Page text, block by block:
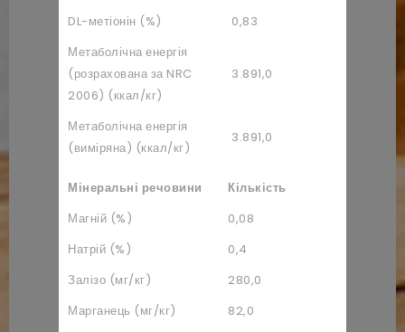
DL-метіонін (%)
0,83
Метаболічна енергія
(розрахована за NRC
2006) (ккал/кг)
3.891,0
Метаболічна енергія
(виміряна) (ккал/кг)
3.891,0
Мінеральні речовини
Кількість
Магній (%)
0,08
Натрій (%)
0,4
Залізо (мг/кг)
280,0
Марганець (мг/кг)
82,0